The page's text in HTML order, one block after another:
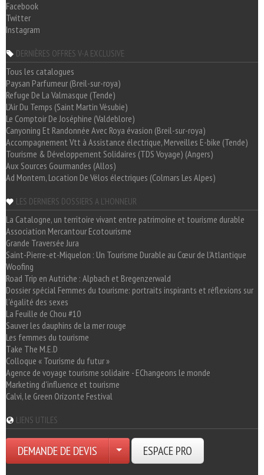
Facebook
Twitter
Instagram
DERNIÈRES OFFRES V-A EXCLUSIVE
Tous les catalogues
Paysan Parfumeur (Breil-sur-roya)
Refuge De La Valmasque (Tende)
L'Air Du Temps (Saint Martin Vésubie)
Le Comptoir De Joséphine (Valdeblore)
Canyoning Et Randonnée Avec Roya évasion (Breil-sur-roya)
Accompagnement Vtt à Assistance électrique, Merveilles E-bike (Tende)
Tourisme & Développement Solidaires (TDS Voyage) (Angers)
Aux Sources Gourmandes (Allos)
Ad Montem, Location De Vélos électriques (Colmars Les Alpes)
LES DERNIERS DOSSIERS A L'HONNEUR
La Catalogne, un territoire vivant entre patrimoine et tourisme durable
Association Mercantour Ecotourisme
Grande Traversée Jura
Saint-Pierre-et-Miquelon : Un Tourisme Durable au Cœur de l'Atlantique
Woofing
Road Trip en Autriche : Alpbach et Bregenzerwald
Dossier spécial Femmes du tourisme: portraits inspirants et réflexions sur
l'égalité des sexes
La Feuille de Chou #10
Sauver les dauphins de la mer rouge
Les femmes du tourisme
Take The M.E.D
Colloque « Tourisme du futur »
Agence de voyage tourisme solidaire - EChangeons le monde
Marketing d'influence et tourisme
Calvi, le Green Orizonte Festival
LIENS UTILES
DEMANDE DE DEVIS ESPACE PRO